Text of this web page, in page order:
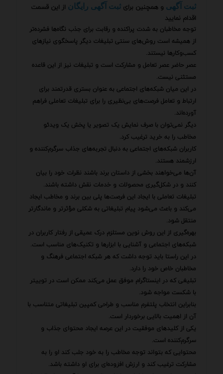
ثبت آگهی و همچنین برای ثبت آگهی رایگان از این قسمت
اقدام نمایید
توجه مخاطبان به شدت پراکنده و رقابت برای جذب نگاه‌ها فشرده‌تر
از همیشه است روش‌های سنتی تبلیغات دیگر پاسخگوی نیازهای
کسب‌وکارها نیستند.
عصر حاضر عصر تعامل و مشارکت است و تبلیغات نیز از این قاعده
مستثنی نیست.
در این میان شبکه‌های اجتماعی به عنوان بستری قدرتمند برای
ارتباط و تعامل فرصت‌های بی‌نظیری را برای تبلیغات تعاملی فراهم
آورده‌اند.
دیگر نمی‌توان با صرف نمایش یک تصویر یا پخش یک ویدئو
مخاطب را به خرید ترغیب کرد.
کاربران شبکه‌های اجتماعی به دنبال تجربه‌های جذاب سرگرم‌کننده و
ارزشمند هستند.
آن‌ها می‌خواهند بخشی از داستان برند باشند نظرات خود را بیان
کنند و در شکل‌گیری محصولات و خدمات نقش داشته باشند.
تبلیغات تعاملی با ایجاد این فرصت‌ها پلی بین برند و مخاطب ایجاد
می‌کند و باعث می‌شود پیام تبلیغاتی به شکلی مؤثرتر و ماندگارتر
منتقل شود.
بهره‌گیری از این روش نوین مستلزم درک عمیقی از رفتار کاربران در
شبکه‌های اجتماعی و آشنایی با ابزارها و تکنیک‌های مناسب است.
در این راستا باید توجه داشت که هر شبکه اجتماعی فرهنگ و
مخاطبان خاص خود را دارد.
تبلیغی که در اینستاگرام موفق عمل می‌کند ممکن است در توییتر
با شکست مواجه شود.
بنابراین انتخاب پلتفرم مناسب و طراحی کمپین تبلیغاتی متناسب با
آن از اهمیت بالایی برخوردار است.
یکی از کلیدهای موفقیت در این عرصه ایجاد محتوای جذاب و
سرگرم‌کننده است.
محتوایی که بتواند توجه مخاطب را به خود جلب کند او را به
مشارکت ترغیب کند و ارزش افزوده‌ای برای او داشته باشد.